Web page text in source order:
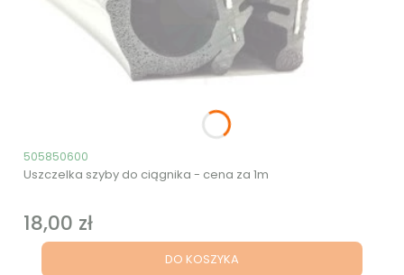
Kod produktu
505850600
Uszczelka szyby do ciągnika - cena za 1m
Cena
18,00 zł
DO KOSZYKA